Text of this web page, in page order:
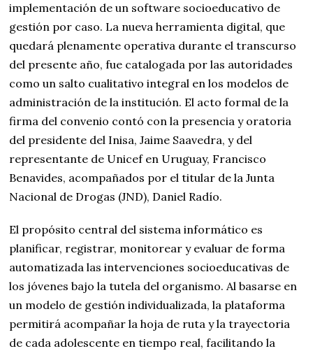
implementación de un software socioeducativo de
gestión por caso. La nueva herramienta digital, que
quedará plenamente operativa durante el transcurso
del presente año, fue catalogada por las autoridades
como un salto cualitativo integral en los modelos de
administración de la institución. El acto formal de la
firma del convenio contó con la presencia y oratoria
del presidente del Inisa, Jaime Saavedra, y del
representante de Unicef en Uruguay, Francisco
Benavides, acompañados por el titular de la Junta
Nacional de Drogas (JND), Daniel Radío.
El propósito central del sistema informático es
planificar, registrar, monitorear y evaluar de forma
automatizada las intervenciones socioeducativas de
los jóvenes bajo la tutela del organismo. Al basarse en
un modelo de gestión individualizada, la plataforma
permitirá acompañar la hoja de ruta y la trayectoria
de cada adolescente en tiempo real, facilitando la